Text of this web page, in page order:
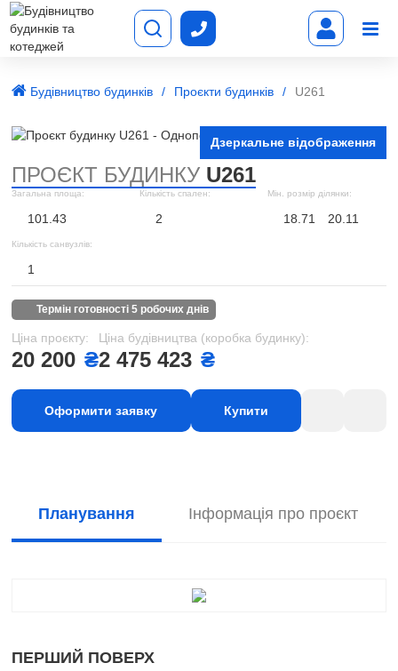
Будівництво будинків Проєкти будинків U261
Дзеркальне відображення
ПРОЄКТ БУДИНКУ U261
Загальна площа:
101.43
Кількість спален:
2
Мін. розмір ділянки:
18.71 20.11
Кількість санвузлів:
1
термін готовності 5 робочих днів
Ціна проєкту:
20 200 ₴
Ціна будівництва (коробка будинку):
2 475 423 ₴
Оформити заявку Купити
Планування Інформація про проєкт
ПЕРШИЙ ПОВЕРХ